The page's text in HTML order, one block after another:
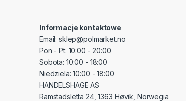
Informacje kontaktowe
Email: sklep@polmarket.no
Pon - Pt: 10:00 - 20:00
Sobota: 10:00 - 18:00
Niedziela: 10:00 - 18:00
HANDELSHAGE AS
Ramstadsletta 24, 1363 Høvik, Norwegia